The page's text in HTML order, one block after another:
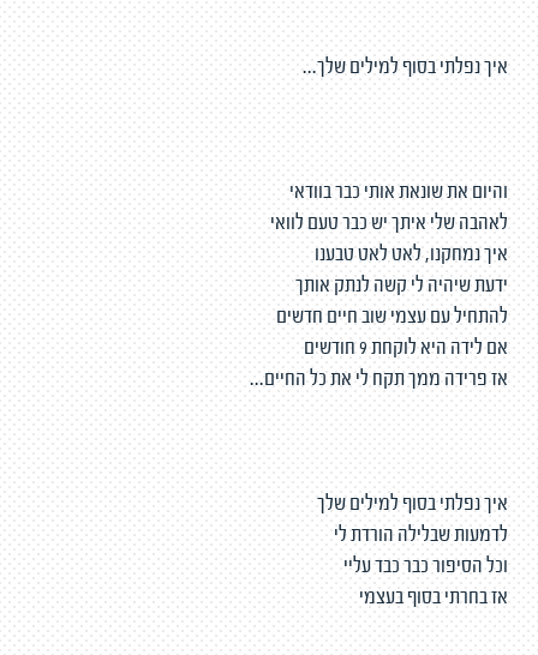
איך נפלתי בסוף למילים שלך...
והיום את שונאת אותי כבר בוודאי
לאהבה שלי איתך יש כבר טעם לוואי
איך נמחקנו, לאט לאט טבענו
ידעת שיהיה לי קשה לנתק אותך
להתחיל עם עצמי שוב חיים חדשים
אם לידה היא לוקחת 9 חודשים
אז פרידה ממך תקח לי את כל החיים...
איך נפלתי בסוף למילים שלך
לדמעות שבלילה הורדת לי
וכל הסיפור כבר כבד עליי
אז בחרתי בסוף בעצמי